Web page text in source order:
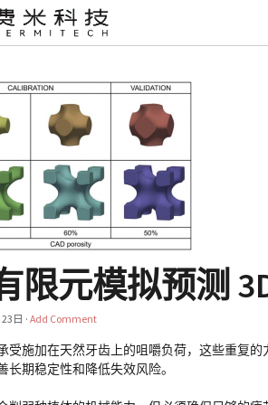
限元模拟预测
日 ·Add Comment
受施加在天然牙齿上的咀嚼负荷，这些重复
长期稳定性和降低失效风险。